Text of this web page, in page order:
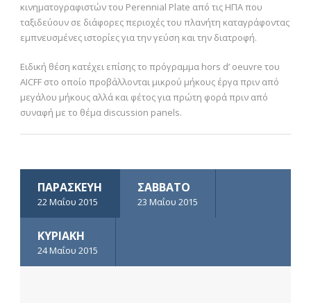
κινηματογραφιστών του Perennial Plate από τις ΗΠΑ που
ταξιδεύουν σε διάφορες περιοχές του πλανήτη καταγράφοντας
εμπνευσμένες ιστορίες για την γεύση και την διατροφή.
Ειδική θέση κατέχει επίσης το πρόγραμμα hors d’ oeuvre του
AICFF στο οποίο προβάλλονται μικρού μήκους έργα πριν από
μεγάλου μήκους αλλά και φέτος για πρώτη φορά πριν από
συναφή με το θέμα discussion panels.
ΠΑΡΑΣΚΕΥΗ
22 Μαΐου 2015
ΣΑΒΒΑΤΟ
23 Μαΐου 2015
ΚΥΡΙΑΚΗ
24 Μαΐου 2015